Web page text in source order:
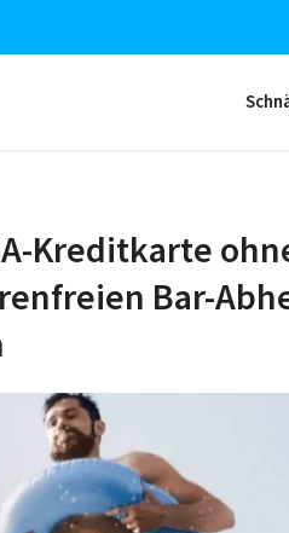
Kreditkarte
Bar-